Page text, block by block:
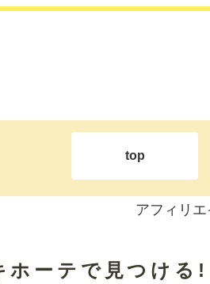
top
アフィリ
ホーテで見つけ